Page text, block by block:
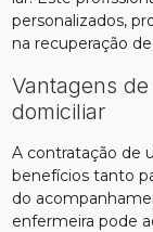
personalizados,
na recuperação
Vantagens
domiciliar
A contratação de
benefícios tanto
do
enfermeira pode